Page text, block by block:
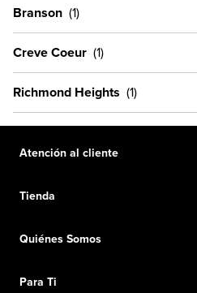
Branson
Creve Coeur
Richmond Heights
Atención al cliente
Iniciar una devolución
Conviértete en miembro
Tienda
Tarjetas de regalo
Exclusiones de ventas
Quiénes Somos
Liderazgo responsable
Para Ti